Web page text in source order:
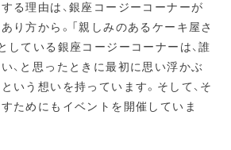
る理由は、銀座コージーコーナーが
り方から。「親しみのあるケーキ屋さ
している銀座コージーコーナーは、誰
、と思ったときに最初に思い浮かぶ
いう想いを持っています。そして、そ
ためにもイベントを開催していま